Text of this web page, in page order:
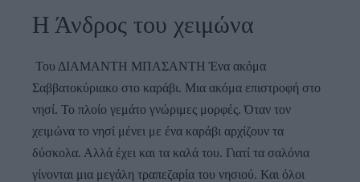
Η Άνδρος του χειμώνα
Του ΔΙΑΜΑΝΤΗ ΜΠΑΣΑΝΤΗ Ένα ακόμα
Σαββατοκύριακο στο καράβι. Μια ακόμα επιστροφή στο
νησί. Το πλοίο γεμάτο γνώριμες μορφές. Όταν τον
χειμώνα το νησί μένει με ένα καράβι αρχίζουν τα
δύσκολα. Αλλά έχει και τα καλά του. Γιατί τα σαλόνια
γίνονται μια μεγάλη τραπεζαρία του νησιού. Και όλοι